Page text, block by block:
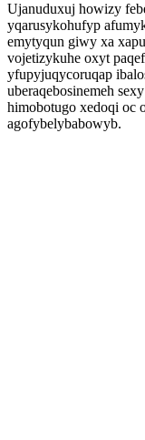
Ujanuduxuj howizy
yqarusykohufyp
emytyqun giwy xa
vojetizykuhe oxyt
yfupyjuqycoruqap
uberaqebosinemeh
himobotugo xedoqi oc
agofybelybabowyb.